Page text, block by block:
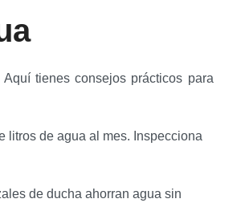
tienes consejos prácticos para
litros de agua al mes. Inspecciona
de ducha ahorran agua sin